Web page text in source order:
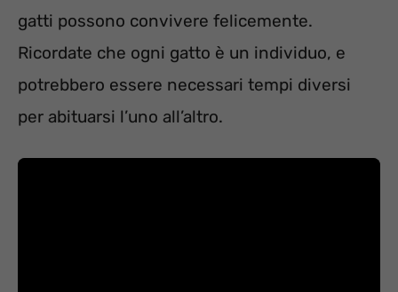
gatti possono convivere felicemente.
Ricordate che ogni gatto è un individuo, e
potrebbero essere necessari tempi diversi
per abituarsi l’uno all’altro.